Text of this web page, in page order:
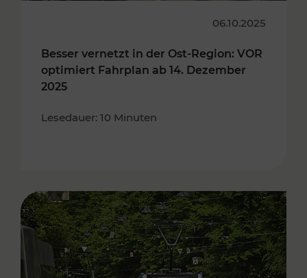
06.10.2025
Besser vernetzt in der Ost-Region: VOR
optimiert Fahrplan ab 14. Dezember
2025
Lesedauer: 10 Minuten